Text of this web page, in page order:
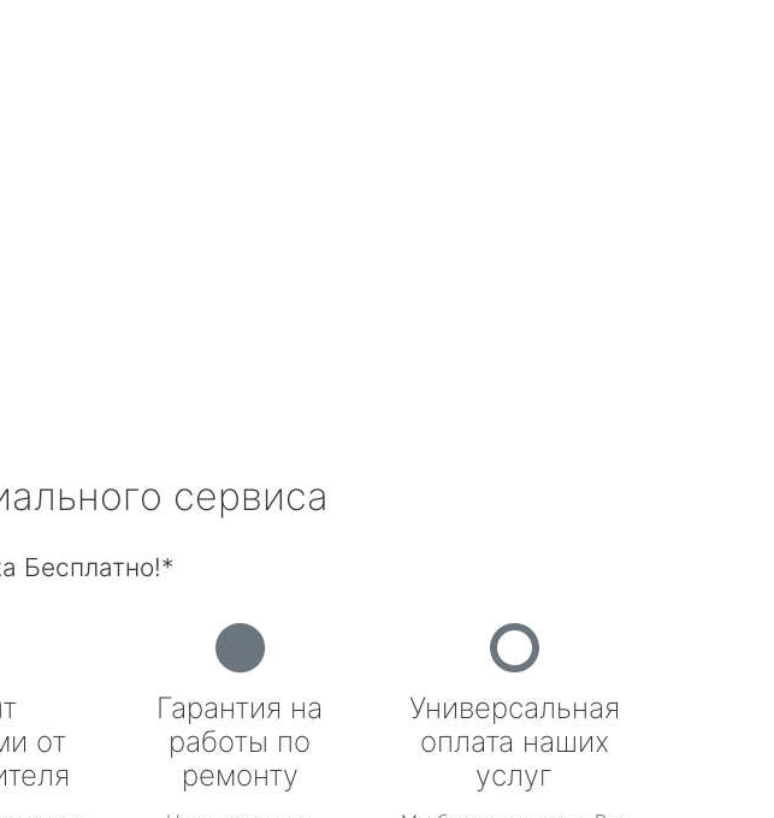
сервиса
Бесплатно!*
от
Гарантия на
работы по
ремонту
Универсальная
оплата наших
услуг